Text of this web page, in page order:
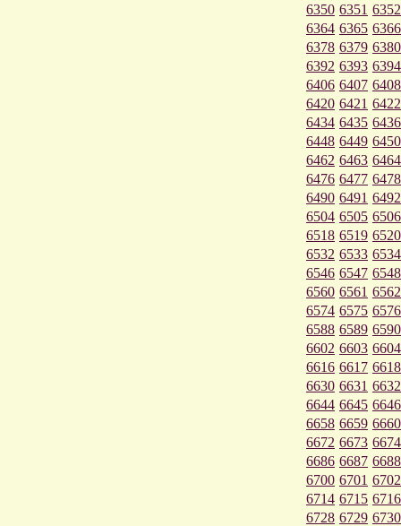
6350 6351 6352
6364 6365 6366
6378 6379 6380
6392 6393 6394
6406 6407 6408
6420 6421 6422
6434 6435 6436
6448 6449 6450
6462 6463 6464
6476 6477 6478
6490 6491 6492
6504 6505 6506
6518 6519 6520
6532 6533 6534
6546 6547 6548
6560 6561 6562
6574 6575 6576
6588 6589 6590
6602 6603 6604
6616 6617 6618
6630 6631 6632
6644 6645 6646
6658 6659 6660
6672 6673 6674
6686 6687 6688
6700 6701 6702
6714 6715 6716
6728 6729 6730